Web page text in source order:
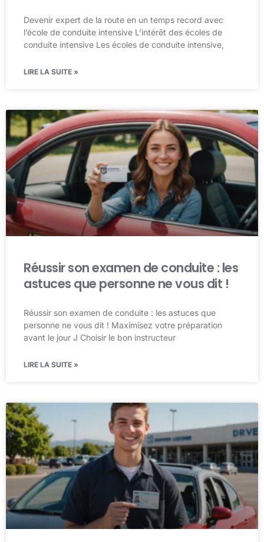
Devenir expert de la route en un temps record avec
l’école de conduite intensive L’intérêt des écoles de
conduite intensive Les écoles de conduite intensive,
LIRE LA SUITE »
Réussir son examen de conduite : les
astuces que personne ne vous dit !
Réussir son examen de conduite : les astuces que
personne ne vous dit ! Maximisez votre préparation
avant le jour J Choisir le bon instructeur
LIRE LA SUITE »